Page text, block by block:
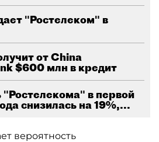
"Ростелеком" в
от China
$600 млн в кредит
в первой
снизилась на 19%,...
вероятность